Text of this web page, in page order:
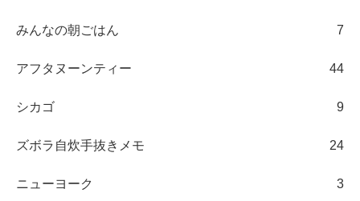
みんなの朝ごはん 7
アフタヌーンティー 44
シカゴ 9
ズボラ自炊手抜きメモ 24
ニューヨーク 3